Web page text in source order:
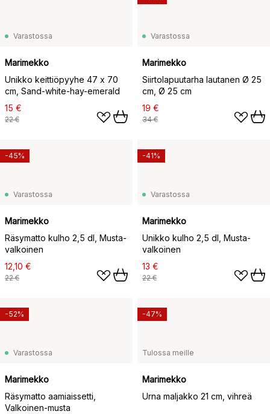
Varastossa
Marimekko
Unikko keittiöpyyhe 47 x 70
cm, Sand-white-hay-emerald
15 €
22 €
Varastossa
Marimekko
Siirtolapuutarha lautanen Ø 25
cm, Ø 25 cm
19 €
34 €
Varastossa
Marimekko
Räsymatto kulho 2,5 dl, Musta-
valkoinen
12,10 €
22 €
-45%
Varastossa
Marimekko
Unikko kulho 2,5 dl, Musta-
valkoinen
13 €
22 €
-41%
Varastossa
Marimekko
Räsymatto aamiaissetti,
Valkoinen-musta
-52%
Tulossa meille
Marimekko
Urna maljakko 21 cm, vihreä
-47%